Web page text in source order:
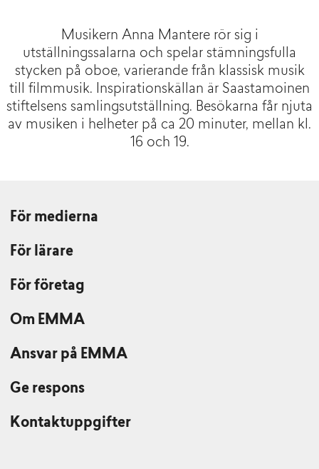
Musikern Anna Mantere rör sig i
utställningssalarna och spelar stämningsfulla
stycken på oboe, varierande från klassisk musik
till filmmusik. Inspirationskällan är Saastamoinen
stiftelsens samlingsutställning. Besökarna får njuta
av musiken i helheter på ca 20 minuter, mellan kl.
16 och 19.
För medierna
För lärare
För företag
Om EMMA
Ansvar på EMMA
Ge respons
Kontaktuppgifter